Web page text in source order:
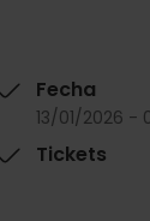
Fecha
13/01/2026 -
Tickets